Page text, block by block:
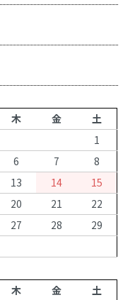
木 金
土
1
6 7
8
13 14
15
20 21
22
27 28
29
木 金
土